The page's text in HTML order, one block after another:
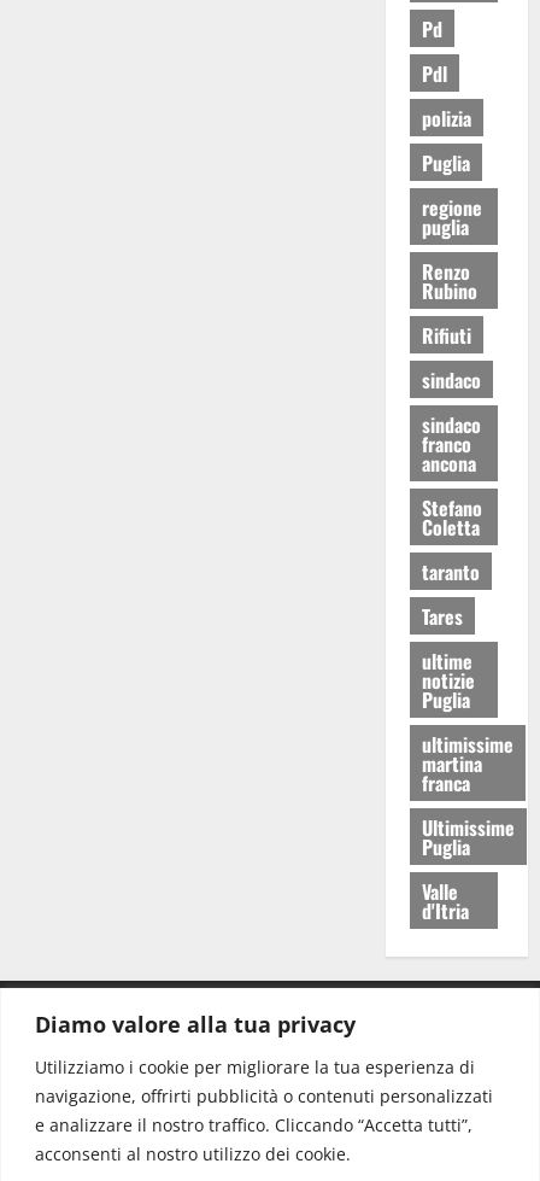
Diamo valore alla tua privacy
Utilizziamo i cookie per migliorare la tua esperienza di
navigazione, offrirti pubblicità o contenuti personalizzati
e analizzare il nostro traffico. Cliccando “Accetta tutti”,
acconsenti al nostro utilizzo dei cookie.
Pd
Pdl
polizia
Puglia
regione
puglia
Renzo
Rubino
Rifiuti
sindaco
sindaco
franco
ancona
Stefano
Coletta
taranto
Tares
ultime
notizie
Puglia
ultimissime
martina
franca
Ultimissime
Puglia
Valle
d'Itria
Redazione: redazione@www.martinasera.it
Direttore:direttore@www.martinasera.it
Info & Commerciale:info@www.martinasera.it